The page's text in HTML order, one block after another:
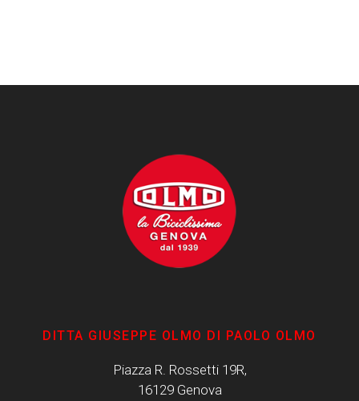
DITTA GIUSEPPE OLMO DI PAOLO OLMO
Piazza R. Rossetti 19R,
16129 Genova